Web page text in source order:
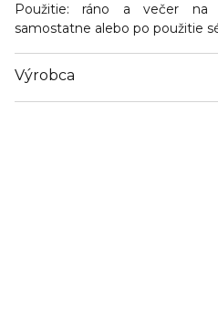
Použitie: ráno a večer na
samostatne alebo po použitie
Výrobca